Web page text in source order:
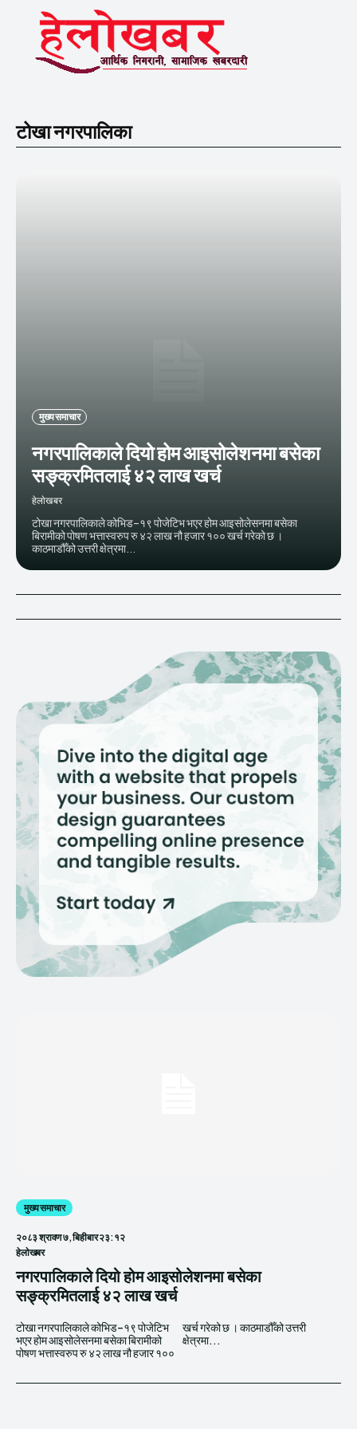
टोखा नगरपालिका
मुख्य समाचार
नगरपालिकाले दियो होम आइसोलेशनमा बसेका
सङ्क्रमितलाई ४२ लाख खर्च
हेलाेखबर
टोखा नगरपालिकाले कोभिड–१९ पोजेटिभ भएर होम आइसोलेसनमा बसेका
बिरामीको पोषण भत्तास्वरुप रु ४२ लाख नौ हजार १०० खर्च गरेको छ ।
काठमाडौँको उत्तरी क्षेत्रमा...
मुख्य समाचार
२०८३ श्रावण ७, बिहीबार २३:१२
हेलाेखबर
नगरपालिकाले दियो होम आइसोलेशनमा बसेका
सङ्क्रमितलाई ४२ लाख खर्च
टोखा नगरपालिकाले कोभिड–१९ पोजेटिभ
भएर होम आइसोलेसनमा बसेका बिरामीको
पोषण भत्तास्वरुप रु ४२ लाख नौ हजार १००
खर्च गरेको छ । काठमाडौँको उत्तरी
क्षेत्रमा...